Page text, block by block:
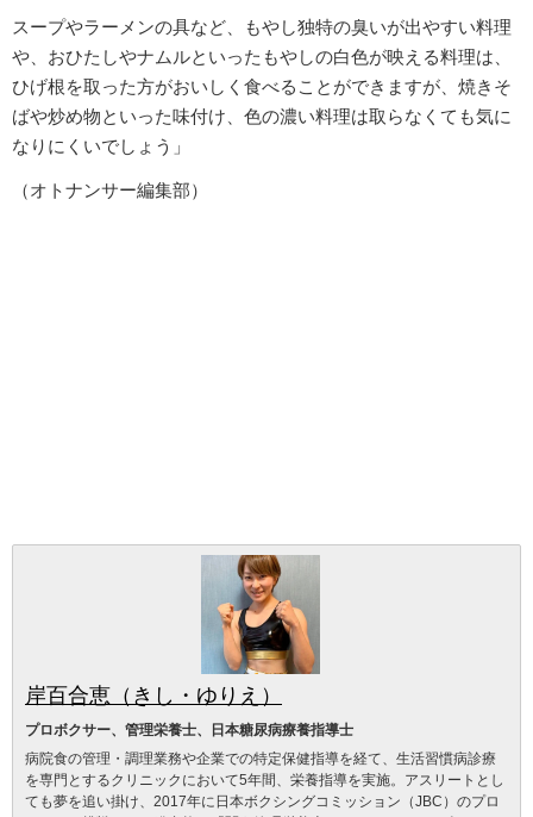
スープやラーメンの具など、もやし独特の臭いが出やすい料理
や、おひたしやナムルといったもやしの白色が映える料理は、
ひげ根を取った方がおいしく食べることができますが、焼きそ
ばや炒め物といった味付け、色の濃い料理は取らなくても気に
なりにくいでしょう」
（オトナンサー編集部）
岸百合恵（きし・ゆりえ）
プロボクサー、管理栄養士、日本糖尿病療養指導士
病院食の管理・調理業務や企業での特定保健指導を経て、生活習慣病診療
を専門とするクリニックにおいて5年間、栄養指導を実施。アスリートとし
ても夢を追い掛け、2017年に日本ボクシングコミッション（JBC）のプロ